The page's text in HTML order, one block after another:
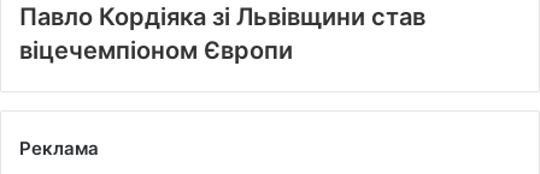
Павло Кордіяка зі Львівщини став
віцечемпіоном Європи
Реклама